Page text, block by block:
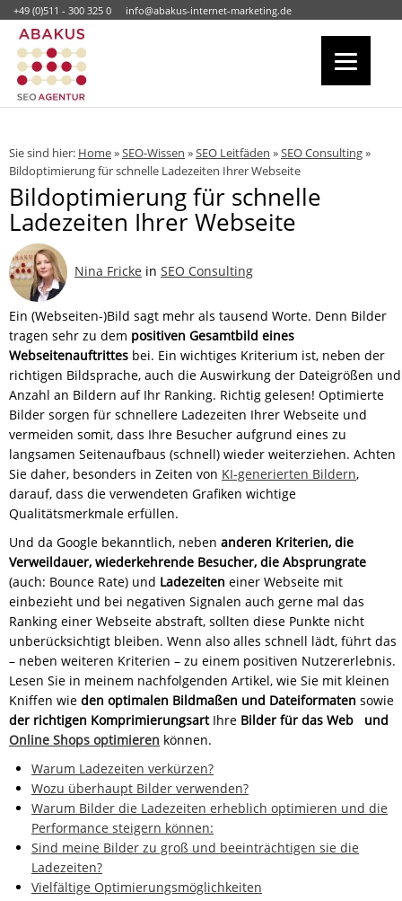
+49 (0)511 - 300 325 0 info@abakus-internet-marketing.de
Sie sind hier: Home»SEO-Wissen »SEO Leitfäden »SEO Consulting»
Bildoptimierung für schnelle Ladezeiten Ihrer Webseite
Bildoptimierung für schnelle
Ladezeiten Ihrer Webseite
Nina Fricke in SEO Consulting
Ein (Webseiten-)Bild sagt mehr als tausend Worte. Denn Bilder
tragen sehr zu dem positiven Gesamtbild eines
Webseitenauftrittes bei. Ein wichtiges Kriterium ist, neben der
richtigen Bildsprache, auch die Auswirkung der Dateigrößen und
Anzahl an Bildern auf Ihr Ranking. Richtig gelesen! Optimierte
Bilder sorgen für schnellere Ladezeiten Ihrer Webseite und
vermeiden somit, dass Ihre Besucher aufgrund eines zu
langsamen Seitenaufbaus (schnell) wieder weiterziehen. Achten
Sie daher, besonders in Zeiten von KI-generierten Bildern,
darauf, dass die verwendeten Grafiken wichtige
Qualitätsmerkmale erfüllen.
Und da Google bekanntlich, neben anderen Kriterien, die
Verweildauer, wiederkehrende Besucher, die Absprungrate
(auch: Bounce Rate) und Ladezeiten einer Webseite mit
einbezieht und bei negativen Signalen auch gerne mal das
Ranking einer Webseite abstraft, sollten diese Punkte nicht
unberücksichtigt bleiben. Wenn also alles schnell lädt, führt das
– neben weiteren Kriterien – zu einem positiven Nutzererlebnis.
Lesen Sie in meinem nachfolgenden Artikel, wie Sie mit kleinen
Kniffen wie den optimalen Bildmaßen und Dateiformaten sowie
der richtigen KomprimierungsartIhre Bilder für das Web und
Online Shops optimieren können.
Warum Ladezeiten verkürzen?
Wozu überhaupt Bilder verwenden?
Warum Bilder die Ladezeiten erheblich optimieren und die
Performance steigern können:
Sind meine Bilder zu groß und beeinträchtigen sie die
Ladezeiten?
Vielfältige Optimierungsmöglichkeiten